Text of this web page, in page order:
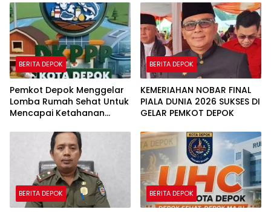
BERITA DEPOK
Pemkot Depok Menggelar
Lomba Rumah Sehat Untuk
Mencapai Ketahanan
BERITA DEPOK
KEMERIAHAN NOBAR FINAL
PIALA DUNIA 2026 SUKSES DI
GELAR PEMKOT DEPOK
BERITA DEPOK BERITA DEPOK